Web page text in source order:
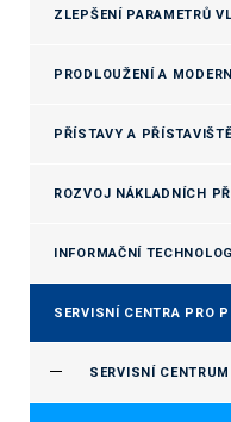
ZLEPŠENÍ PARAMETRŮ
PRODLOUŽENÍ A
PŘÍSTAVY A
ROZVOJ NÁKLADNÍCH
INFORMAČNÍ
SERVISNÍ CENTRA PRO
SERVISNÍ